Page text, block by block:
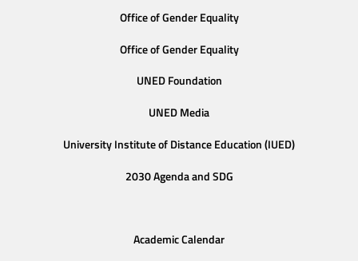
Office of Gender Equality
Office of Gender Equality
UNED Foundation
UNED Media
University Institute of Distance Education (IUED)
2030 Agenda and SDG
Academic Calendar